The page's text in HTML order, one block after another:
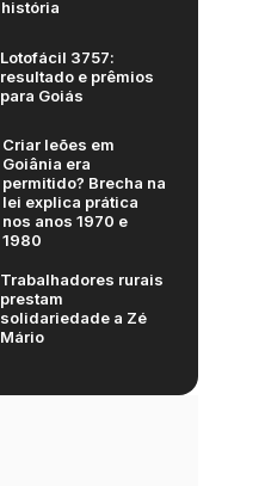
história
Lotofácil 3757:
resultado e prêmios
para Goiás
Criar leões em
Goiânia era
permitido? Brecha na
lei explica prática
nos anos 1970 e
1980
Trabalhadores rurais
prestam
solidariedade a Zé
Mário